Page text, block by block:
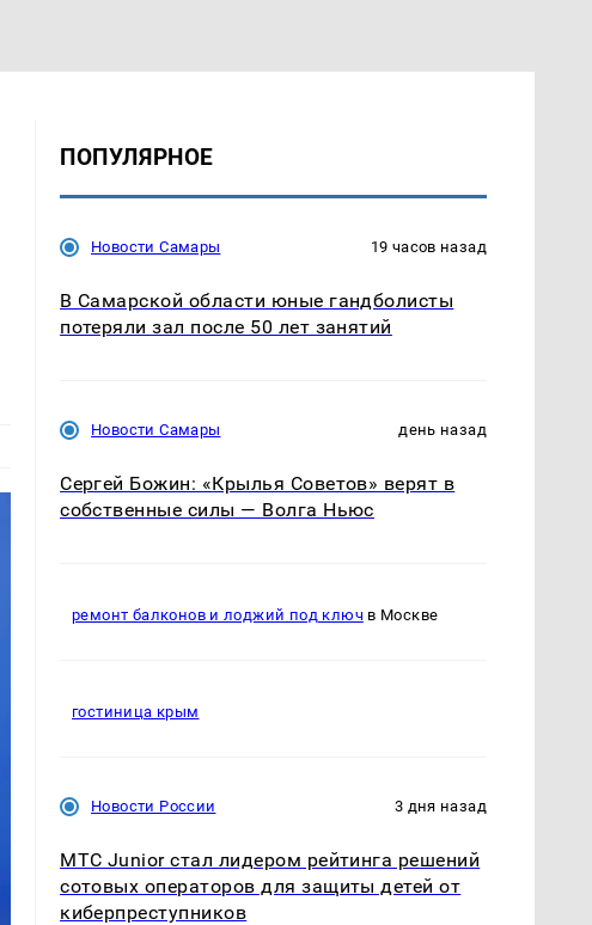
ПОПУЛЯРНОЕ
Новости Самары 19 часов назад
В Самарской области юные гандболисты
потеряли зал после 50 лет занятий
Новости Самары день назад
Сергей Божин: «Крылья Советов» верят в
собственные силы — Волга Ньюс
ремонт балконов и лоджий под ключ в Москве
гостиница крым
Новости России 3 дня назад
МТС Junior стал лидером рейтинга решений
сотовых операторов для защиты детей от
киберпреступников